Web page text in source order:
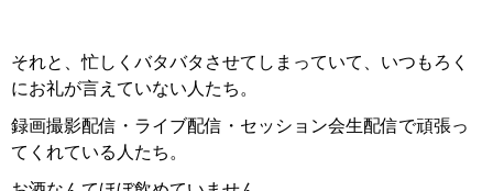
それと、忙しくバタバタさせてしまっていて、いつもろく
にお礼が言えていない人たち。
録画撮影配信・ライブ配信・セッション会生配信で頑張っ
てくれている人たち。